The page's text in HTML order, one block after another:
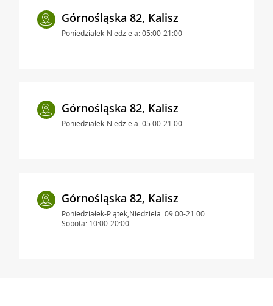
Górnośląska 82, Kalisz
Poniedziałek-Niedziela: 05:00-21:00
Górnośląska 82, Kalisz
Poniedziałek-Niedziela: 05:00-21:00
Górnośląska 82, Kalisz
Poniedziałek-Piątek,Niedziela: 09:00-21:00
Sobota: 10:00-20:00